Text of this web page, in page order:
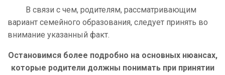
В связи с чем, родителям, рассматривающим
вариант семейного образования, следует принять во
внимание указанный факт.
Остановимся более подробно на основных нюансах,
которые родители должны понимать при принятии